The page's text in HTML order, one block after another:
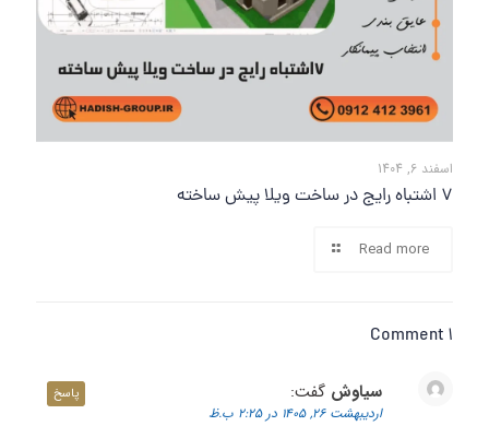
اسفند 6, 1404
7 اشتباه رایج در ساخت ویلا پیش ساخته
Read more
1 Comment
سیاوش گفت:
اردیبهشت 26, 1405 در 2:25 ب.ظ
پاسخ